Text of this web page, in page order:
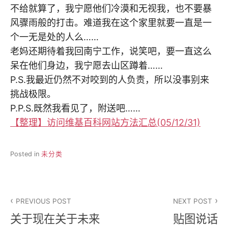
不给就算了，我宁愿他们冷漠和无视我，也不要暴
风骤雨般的打击。难道我在这个家里就要一直是一
个一无是处的人么……
老妈还期待着我回南宁工作，说笑吧，要一直这么
呆在他们身边，我宁愿去山区蹲着……
P.S.我最近仍然不对咬到的人负责，所以没事别来
挑战极限。
P.P.S.既然我看见了，附送吧……
【整理】访问维基百科网站方法汇总(05/12/31)
Posted in 未分类
章
PREVIOUS POST
关于现在关于未来
NEXT POST
贴图说话